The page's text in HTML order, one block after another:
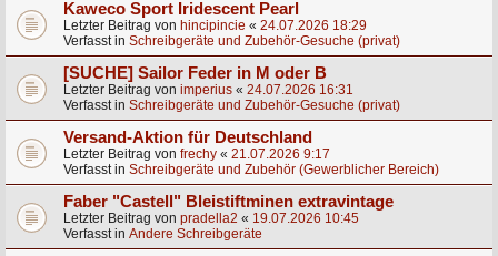
Kaweco Sport Iridescent Pearl
Letzter Beitrag von hincipincie « 24.07.2026 18:29
Verfasst in Schreibgeräte und Zubehör-Gesuche (privat)
[SUCHE] Sailor Feder in M oder B
Letzter Beitrag von imperius « 24.07.2026 16:31
Verfasst in Schreibgeräte und Zubehör-Gesuche (privat)
Versand-Aktion für Deutschland
Letzter Beitrag von frechy « 21.07.2026 9:17
Verfasst in Schreibgeräte und Zubehör (Gewerblicher Bereich)
Faber "Castell" Bleistiftminen extravintage
Letzter Beitrag von pradella2 « 19.07.2026 10:45
Verfasst in Andere Schreibgeräte